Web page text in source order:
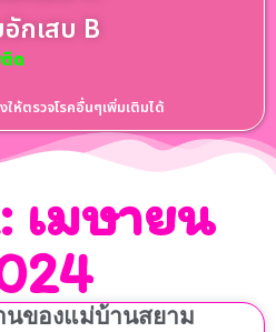
กเสบ B
ด
ให้ตรวจโรคอื่นๆเพิ่มเติมได้
เมษายน
ของแม่บ้านสยาม